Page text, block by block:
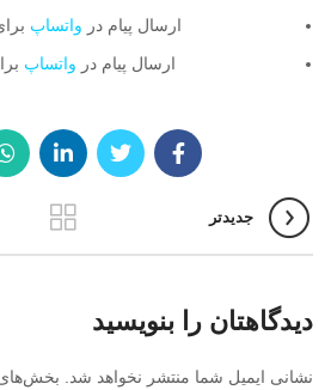
ارسال پیام در واتساپ
ارسال پیام در واتساپ
جدیدتر
دیدگاهتان را بنویسید
نشانی ایمیل شما منتشر نخواهد شد.
بخش‌های